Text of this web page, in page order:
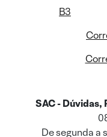
B3
SAC -
De segunda a